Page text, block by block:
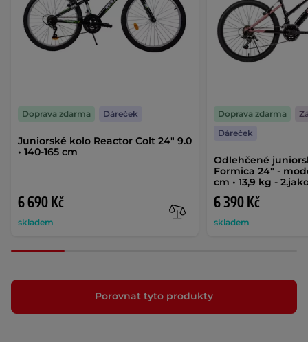
Juniorské kolo Reactor Colt 24" 9.0
• 140-165 cm
6 690 Kč
skladem
Doprava zdarma Dáreček
Odlehčené
Formica 24" -
cm • 13,9 kg -
6 390 Kč
skladem
Doprava zdarma
Dáreček
Porovnat tyto produkty